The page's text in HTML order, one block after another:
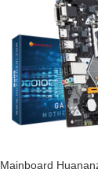
Mainboard